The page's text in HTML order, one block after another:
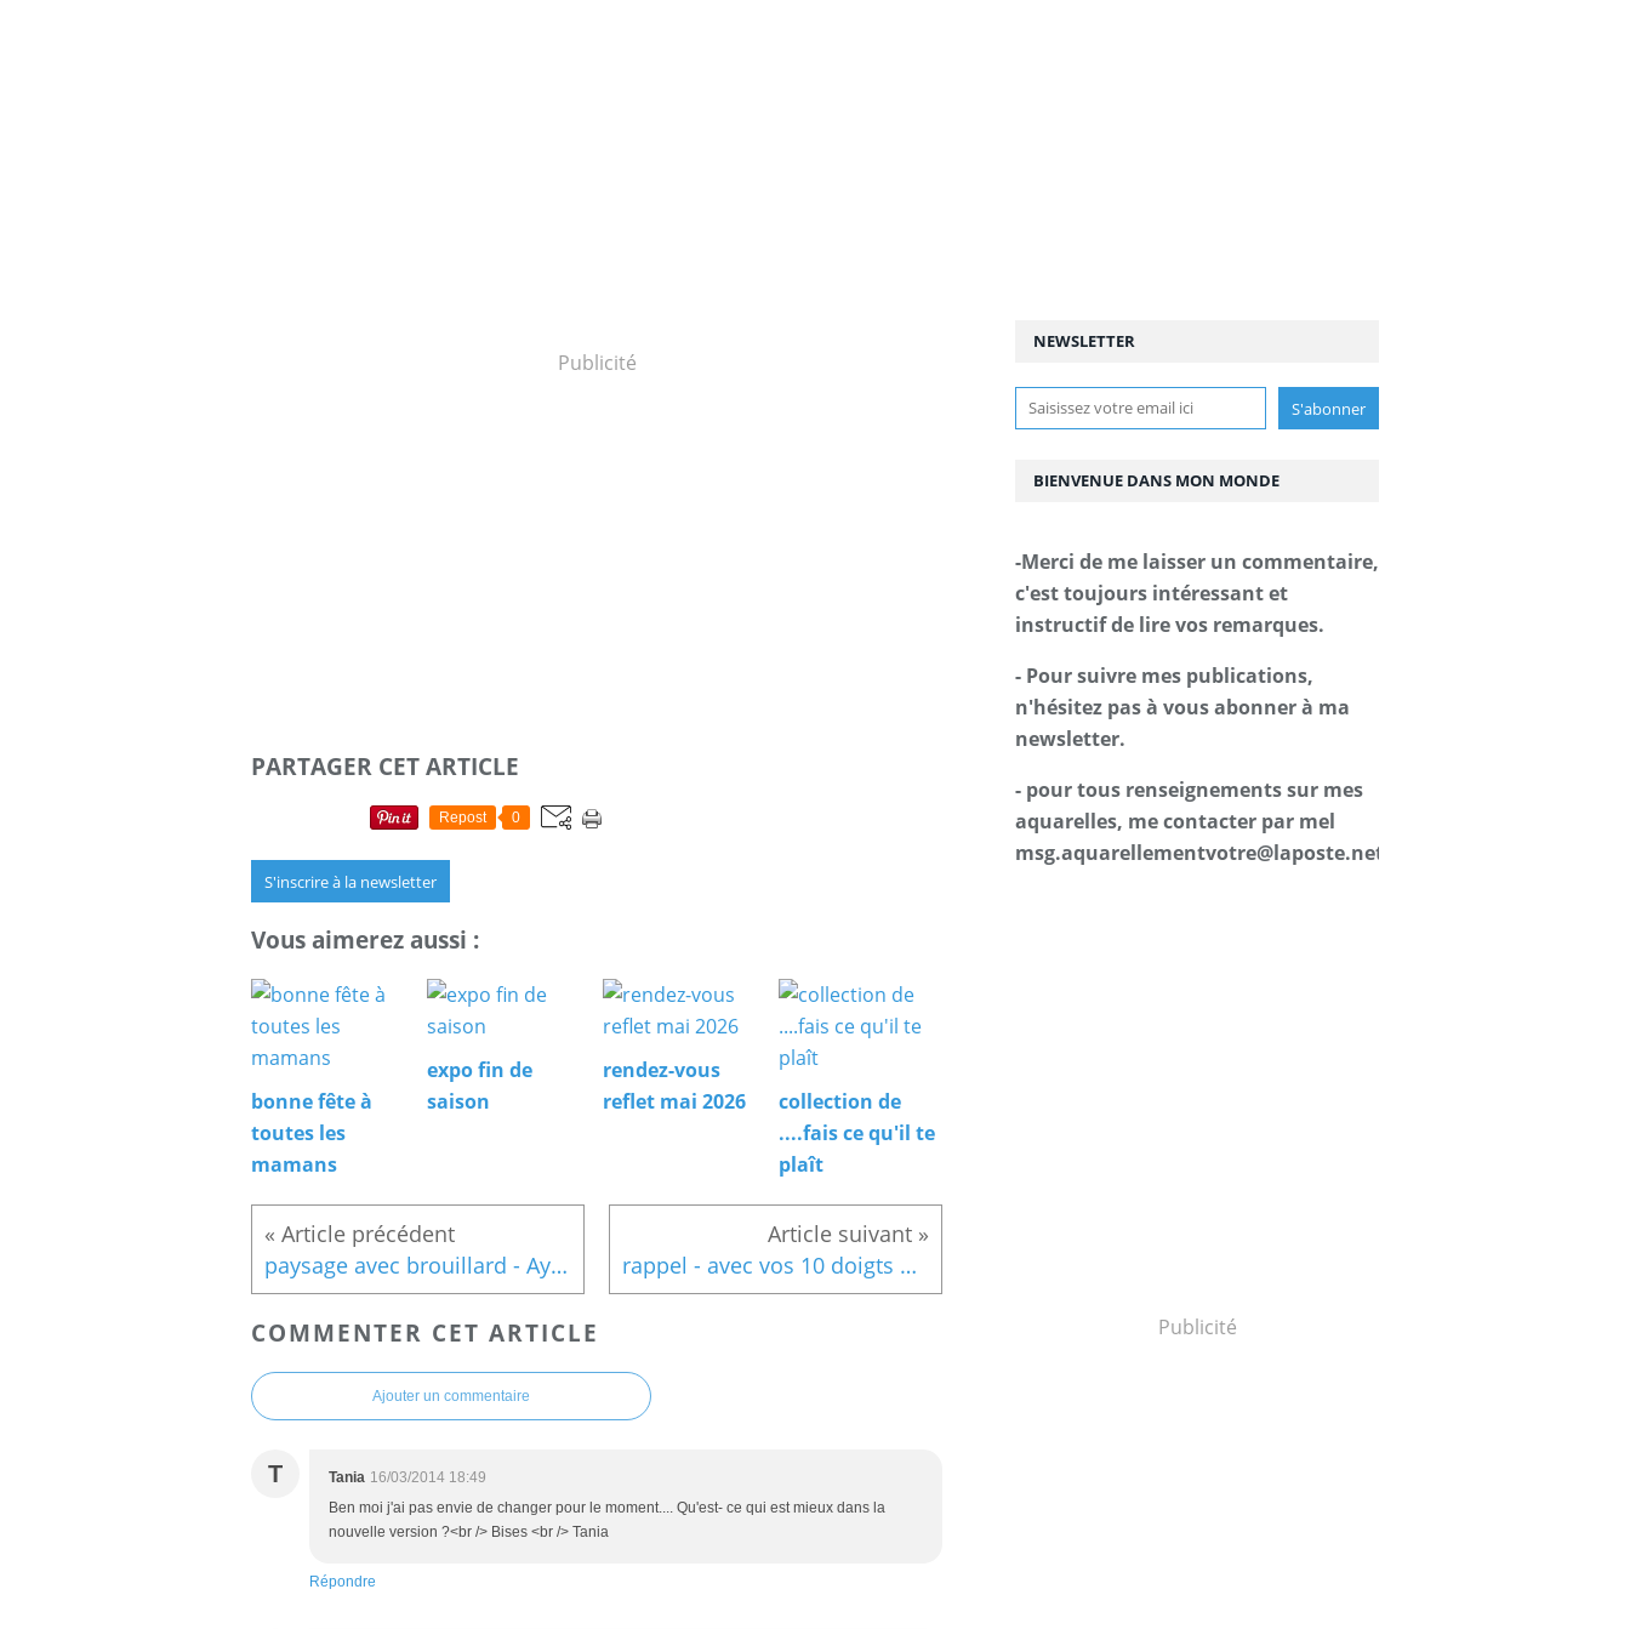
Publicité
PARTAGER CET ARTICLE
Repost 0
S'inscrire à la newsletter
Vous aimerez aussi :
bonne fête à
toutes les
mamans
expo fin de
saison
rendez-vous
reflet mai 2026
collection de
....fais ce qu'il te
plaît
paysage avec brouillard - Aydin Toprak Apaydin rappel - avec vos 10 doigts n°15 -
COMMENTER CET ARTICLE
Ajouter un commentaire
T Tania 16/03/2014 18:49
Ben moi j'ai pas envie de changer pour le moment.... Qu'est- ce qui est mieux dans la
nouvelle version ?<br /> Bises <br /> Tania
Répondre
NEWSLETTER
Publicité
BIENVENUE DANS MON MONDE
-Merci de me laisser un commentaire,
c'est toujours intéressant et
instructif de lire vos remarques.
- Pour suivre mes publications,
n'hésitez pas à vous abonner à ma
newsletter.
- pour tous renseignements sur mes
aquarelles, me contacter par mel
msg.aquarellementvotre@laposte.net